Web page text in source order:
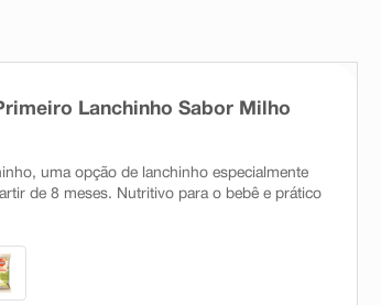
Lanchinho Sabor Milho
uma opção de lanchinho especialmente
de 8 meses. Nutritivo para o bebê e prático